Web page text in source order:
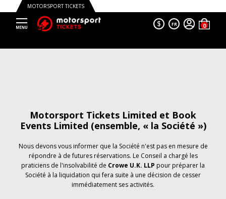
MOTORSPORT TICKETS
$ FR
Motorsport Tickets Limited et Book
Events Limited (ensemble, « la Société »)
Nous devons vous informer que la Société n'est pas en mesure de
répondre à de futures réservations. Le Conseil a chargé les
praticiens de l'insolvabilité de Crowe U.K. LLP pour préparer la
Société à la liquidation qui fera suite à une décision de cesser
immédiatement ses activités.